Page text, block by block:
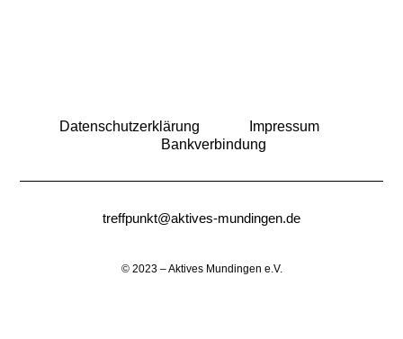
Datenschutzerklärung
Impressum
Bankverbindung
treffpunkt@aktives-mundingen.de
© 2023 – Aktives Mundingen e.V.